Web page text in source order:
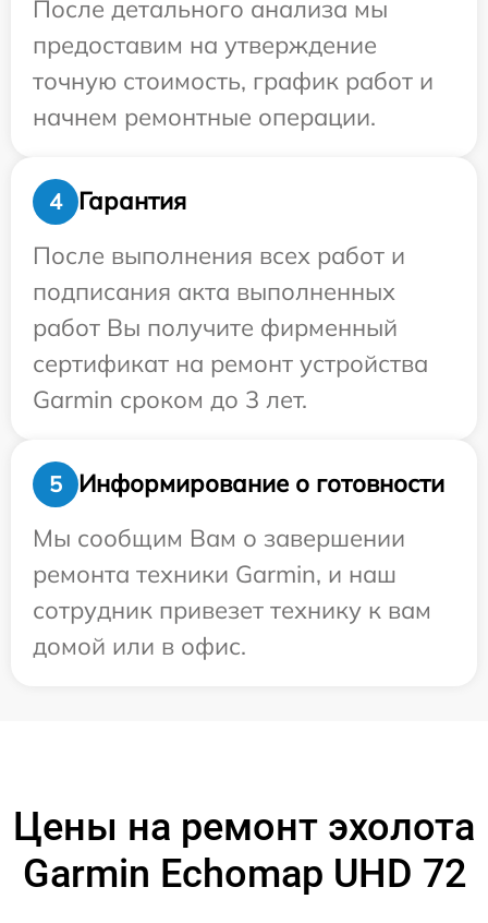
После детального анализа мы
предоставим на утверждение
точную стоимость, график работ и
начнем ремонтные операции.
4
Гарантия
После выполнения всех работ и
подписания акта выполненных
работ Вы получите фирменный
сертификат на ремонт устройства
Garmin сроком до 3 лет.
5
Информирование о готовности
Мы сообщим Вам о завершении
ремонта техники Garmin, и наш
сотрудник привезет технику к вам
домой или в офис.
Цены на ремонт эхолота
Garmin Echomap UHD 72